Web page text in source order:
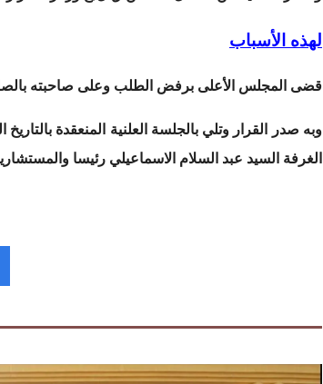
لهذه الأسباب
قضى المجلس الأعلى برفض الطلب وعلى صاحبته
وبه صدر القرار وتلي بالجلسة العلنية المنعقدة
الغرفة السيد عبد السلام الاسماعيلي رئيسا